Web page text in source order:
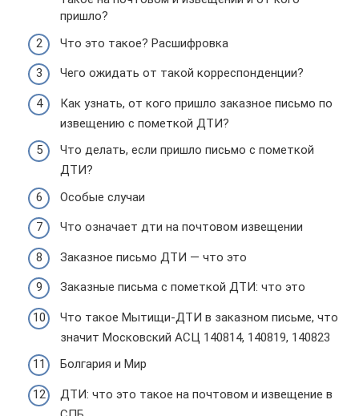
пришло?
Что это такое? Расшифровка
Чего ожидать от такой корреспонденции?
Как узнать, от кого пришло заказное письмо по
извещению с пометкой ДТИ?
Что делать, если пришло письмо с пометкой
ДТИ?
Особые случаи
Что означает дти на почтовом извещении
Заказное письмо ДТИ — что это
Заказные письма с пометкой ДТИ: что это
Что такое Мытищи-ДТИ в заказном письме, что
значит Московский АСЦ 140814, 140819, 140823
Болгария и Мир
ДТИ: что это такое на почтовом и извещение в